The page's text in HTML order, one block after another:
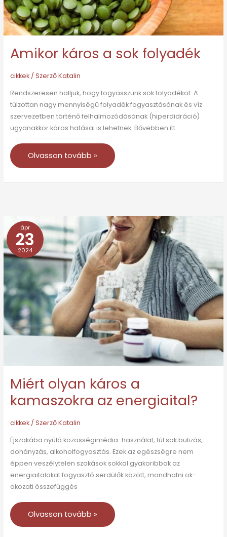
Amikor káros a sok folyadék
cikkek/ SzerzőKatalin
Rendszeresen halljuk, hogy fogyasszunk sok folyadékot. A
túlzottan nagy mennyiségű folyadék fogyasztásának és víz
szervezetben történő felhalmozódásának (hiperdidráció)
ugyanakkor káros hatásai is lehetnek. Bővebben itt
Olvasson tovább »
ápr
23
2024
Miért olyan káros a
kamaszokra az energiaital?
cikkek/ SzerzőKatalin
Éjszakába nyúló közösségimédia-használat, túl sok bulizás,
dohányzás, alkoholfogyasztás. Ezek az egészségre nem
éppen veszélytelen szokások sokkal gyakoribbak az
energiaitalokat fogyasztó serdülők között, mondhatni ok-
okozati összefüggés
Miért
olyan
káros
a
kamaszokra
az
energiaital?
Olvasson tovább »